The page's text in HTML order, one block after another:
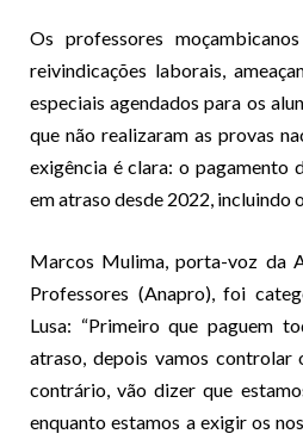
Os professores
reivindicações laborais,
especiais agendados para os
que não realizaram as provas
exigência é clara: o pagamento
em atraso desde 2022, incluindo
Marcos Mulima, porta-voz da
Professores (Anapro), foi
Lusa: “Primeiro que paguem
atraso, depois vamos controlar
contrário, vão dizer que
enquanto estamos a exigir os